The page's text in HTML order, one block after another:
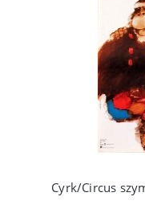
Cyrk/Circus